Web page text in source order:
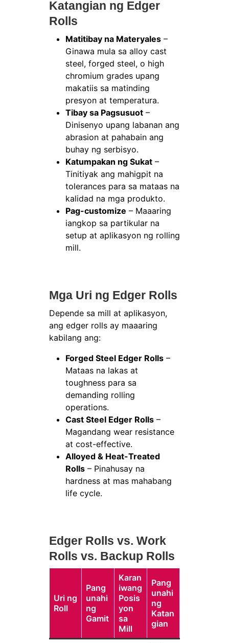
Katangian ng Edger
Rolls
Matitibay na Materyales–
Ginawa mula sa alloy cast
steel, forged steel, o high
chromium grades upang
makatiis sa matinding
presyon at temperatura.
Tibay sa Pagsusuot–
Dinisenyo upang labanan ang
abrasion at pahabain ang
buhay ng serbisyo.
Katumpakan ng Sukat–
Tinitiyak ang mahigpit na
tolerances para sa mataas na
kalidad na mga produkto.
Pag-customize – Maaaring
iangkop sa partikular na
setup at aplikasyon ng rolling
mill.
Mga Uri ng Edger Rolls
Depende sa mill at aplikasyon,
ang edger rolls ay maaaring
kabilang ang:
Forged Steel Edger Rolls–
Mataas na lakas at
toughness para sa
demanding rolling
operations.
Cast Steel Edger Rolls–
Magandang wear resistance
at cost-effective.
Alloyed & Heat-Treated
Rolls– Pinahusay na
hardness at mas mahabang
life cycle.
Edger Rolls vs. Work
Rolls vs. Backup Rolls
Uri ng
Roll
Pang
unahi
ng
Gamit
Karan
iwang
Posis
yon
sa
Mill
Pang
unahi
ng
Katan
gian